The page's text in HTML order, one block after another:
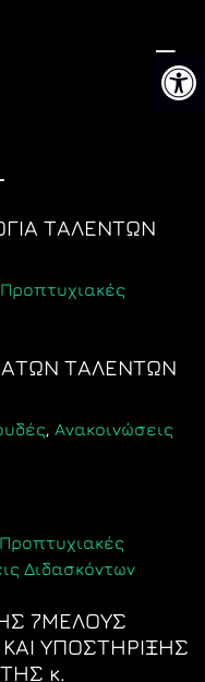
ΤΑΛΕΝΤΩΝ
Προπτυχιακές
ΤΑΛΕΝΤΩΝ
, Ανακοινώσεις
Προπτυχιακές
Διδασκόντων
7ΜΕΛΟΥΣ
ΥΠΟΣΤΗΡΙΞΗΣ
κ.